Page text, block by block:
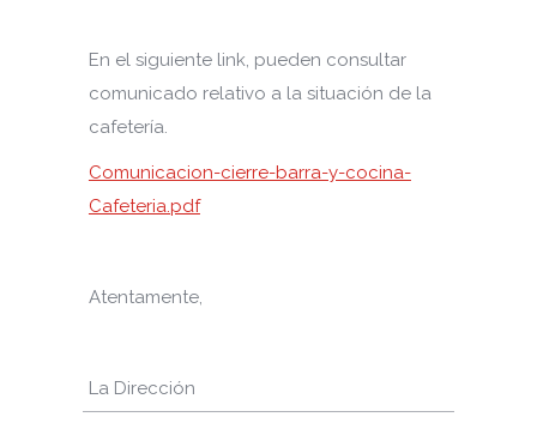
En el siguiente link, pueden consultar
comunicado relativo a la situación de la
cafetería.
Comunicacion-cierre-barra-y-cocina-
Cafeteria.pdf
Atentamente,
La Dirección